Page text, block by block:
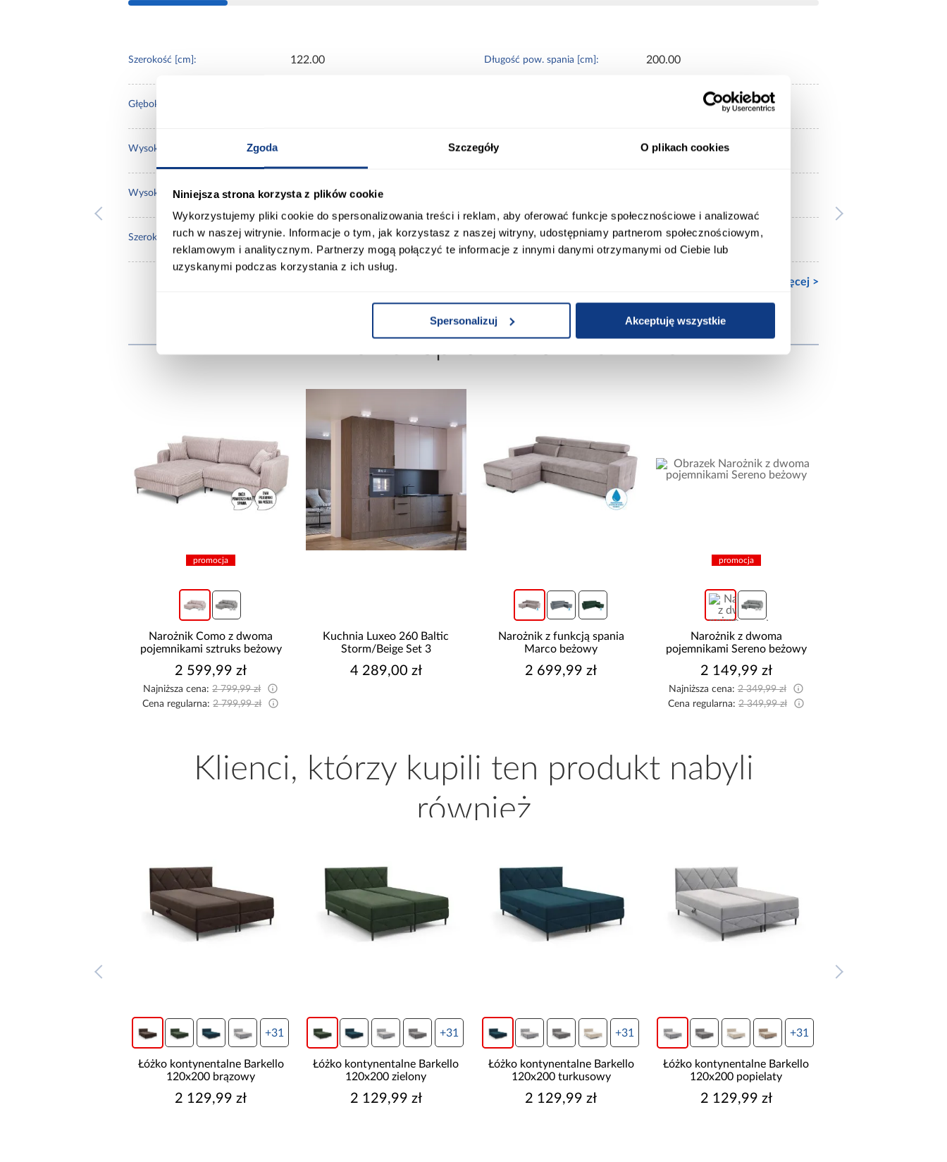
Zgoda Szczegóły O plikach cookies
Niniejsza strona korzysta z plików cookie
Wykorzystujemy pliki cookie do spersonalizowania treści i reklam, aby oferować funkcje społecznościowe i analizować
ruch w naszej witrynie. Informacje o tym, jak korzystasz z naszej witryny, udostępniamy partnerom społecznościowym,
reklamowym i analitycznym. Partnerzy mogą połączyć te informacje z innymi danymi otrzymanymi od Ciebie lub
uzyskanymi podczas korzystania z ich usług.
Spersonalizuj Akceptuję wszystkie
Szerokość [cm]: 122.00
Głębokość [cm]:
Wysokość [cm]:
Wysokość do siedziska [cm]: 57.00
Szerokość pow. spania [cm]: 120.00
Długość pow. spania [cm]: 200.00
Materac w komplecie: Z materacem
Rodzaj podnośnika: Automat na sprężynach
Zobacz więcej >
Inni Klienci sprawdzali również
promocja
Narożnik Como z dwoma
pojemnikami sztruks beżowy
2 599,99 zł
Najniższa cena:2 799,99 zł
Cena regularna:2 799,99 zł
Kuchnia Luxeo 260 Baltic
Storm/Beige Set 3
4 289,00 zł
Narożnik z funkcją spania
Marco beżowy
2 699,99 zł
promocja
Narożnik z dwoma
pojemnikami Sereno beżowy
2 149,99 zł
Najniższa cena:2 349,99 zł
Cena regularna:2 349,99 zł
Klienci, którzy kupili ten produkt nabyli
również
+31
Łóżko kontynentalne Barkello
120x200 brązowy
2 129,99 zł
+31
Łóżko kontynentalne Barkello
120x200 zielony
2 129,99 zł
+31
Łóżko kontynentalne Barkello
120x200 turkusowy
2 129,99 zł
+31
Łóżko kontynentalne Barkello
120x200 popielaty
2 129,99 zł